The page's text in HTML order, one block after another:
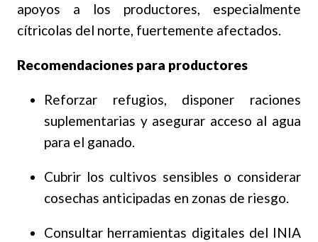
apoyos a los productores, especialmente
cítricolas del norte, fuertemente afectados.
Recomendaciones para productores
Reforzar refugios, disponer raciones
suplementarias y asegurar acceso al agua
para el ganado.
Cubrir los cultivos sensibles o considerar
cosechas anticipadas en zonas de riesgo.
Consultar herramientas digitales del INIA